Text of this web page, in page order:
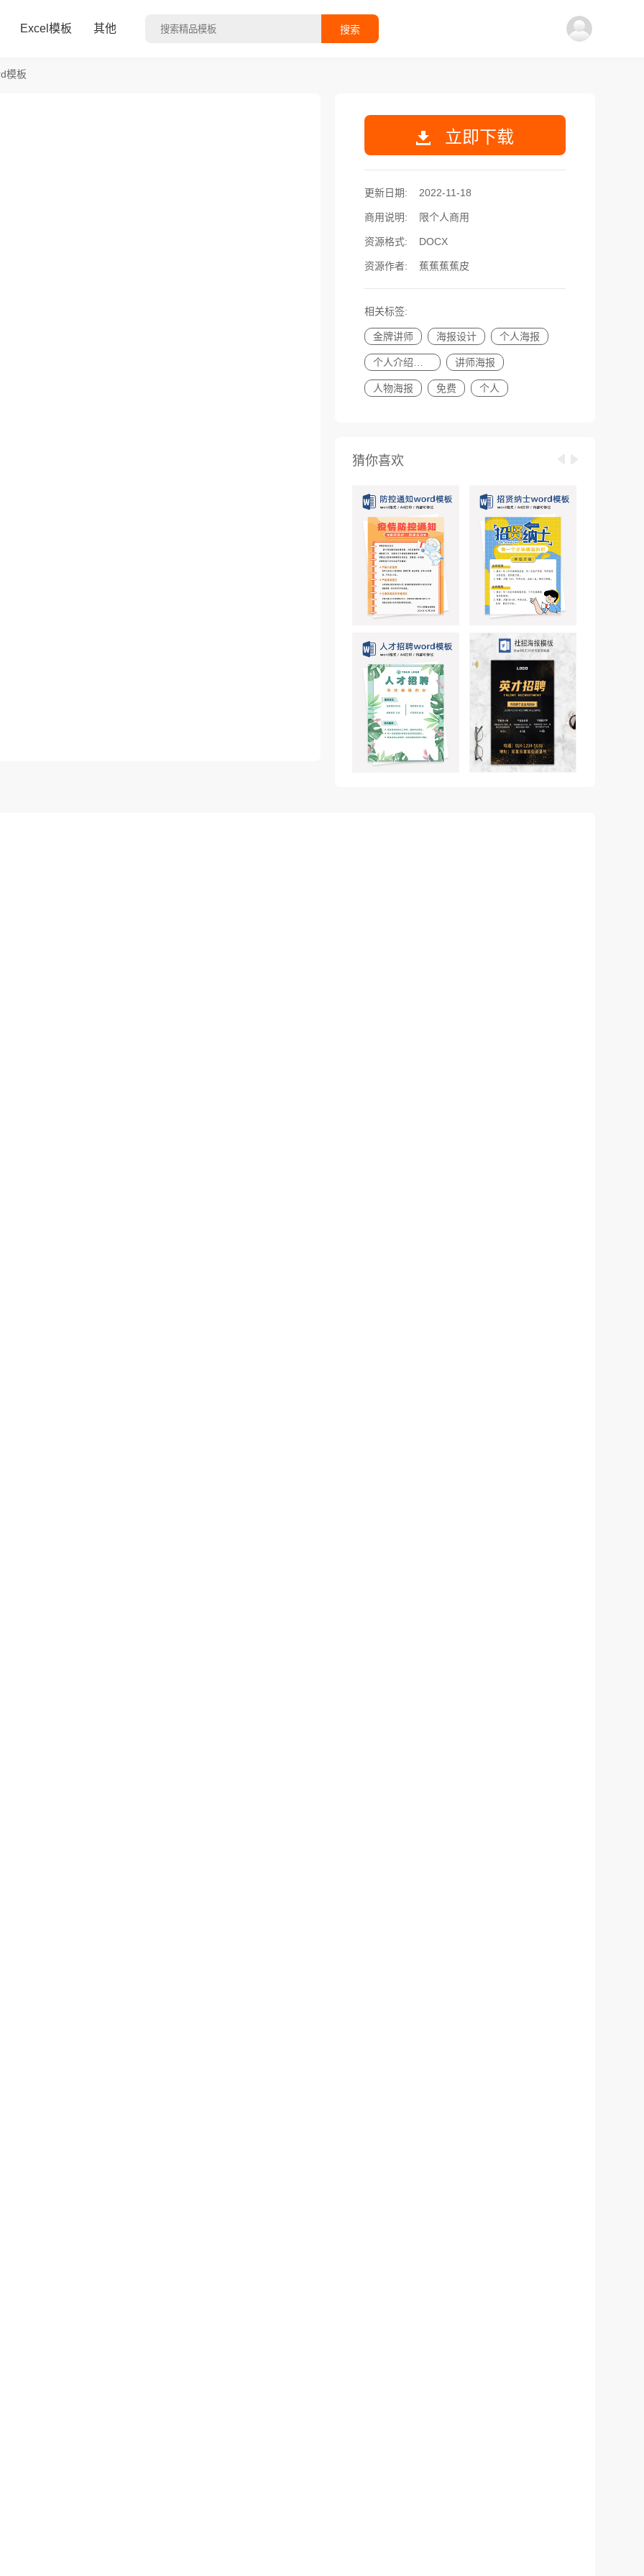
Excel模板 其他 搜索
模板
立即下载
更新日期: 2022-11-18
商用说明: 限个人商用
资源格式: DOCX
资源作者: 蕉蕉蕉蕉皮
相关标签:
金牌讲师 海报设计 个人海报
讲师海报
人物海报 免费 个人
猜你喜欢